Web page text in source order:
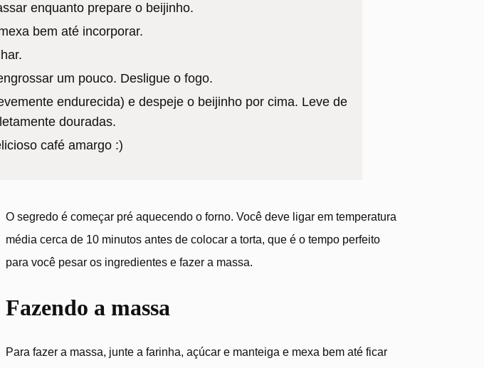
enquanto prepare o beijinho.
bem até incorporar.
um pouco. Desligue o fogo.
endurecida) e despeje o beijinho por cima. Leve de
douradas.
café amargo :)
O segredo é começar pré aquecendo o forno. Você deve ligar em temperatura
média cerca de 10 minutos antes de colocar a torta, que é o tempo perfeito
para você pesar os ingredientes e fazer a massa.
Fazendo a massa
Para fazer a massa, junte a farinha, açúcar e manteiga e mexa bem até ficar